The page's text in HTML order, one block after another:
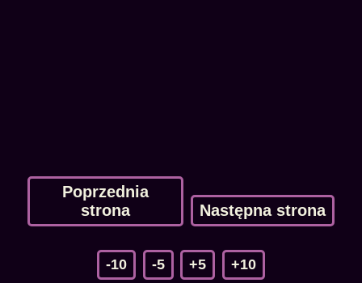
Poprzednia
strona
Następna strona
-10 -5 +5 +10